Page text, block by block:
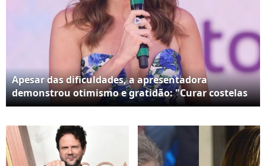
Apesar das dificuldades, a apresentadora
demonstrou otimismo e gratidão: "Curar costelas
quebradas é difícil e muito doloroso, mas vai
torcendo pela minha recuperação e me mandando
tanto carinho!".